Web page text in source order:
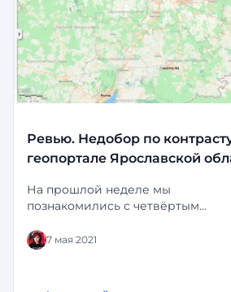
Ревью. Недобор по
геопортале Ярославской
На прошлой неделе мы
познакомились с четвёртым
проектирования интерфейсов: с
принципом контраста. И решили
области: найти нарушения
7 мая 2021